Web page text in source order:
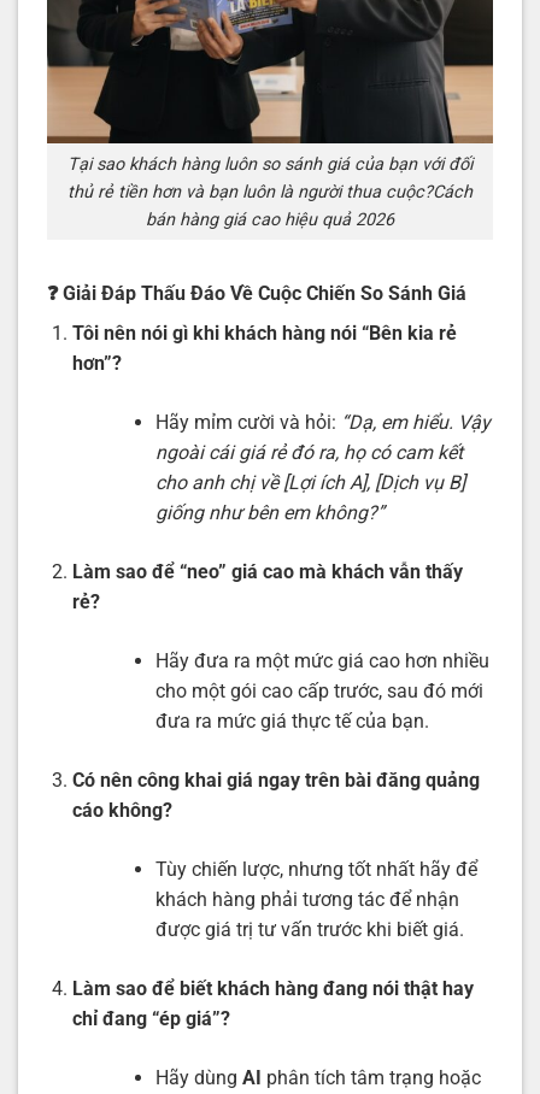
Tại sao khách hàng luôn so sánh giá của bạn với đối
thủ rẻ tiền hơn và bạn luôn là người thua cuộc?Cách
bán hàng giá cao hiệu quả 2026
❓ Giải Đáp Thấu Đáo Về Cuộc Chiến So Sánh Giá
Tôi nên nói gì khi khách hàng nói “Bên kia rẻ
hơn”?
Hãy mỉm cười và hỏi: “Dạ, em hiểu. Vậy
ngoài cái giá rẻ đó ra, họ có cam kết
cho anh chị về [Lợi ích A], [Dịch vụ B]
giống như bên em không?”
Làm sao để “neo” giá cao mà khách vẫn thấy
rẻ?
Hãy đưa ra một mức giá cao hơn nhiều
cho một gói cao cấp trước, sau đó mới
đưa ra mức giá thực tế của bạn.
Có nên công khai giá ngay trên bài đăng quảng
cáo không?
Tùy chiến lược, nhưng tốt nhất hãy để
khách hàng phải tương tác để nhận
được giá trị tư vấn trước khi biết giá.
Làm sao để biết khách hàng đang nói thật hay
chỉ đang “ép giá”?
Hãy dùng AI phân tích tâm trạng hoặc